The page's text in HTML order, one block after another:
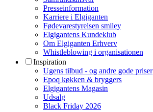
Presseinformation
Karriere i Elgiganten
Fødevarestyrelsen smiley
Elgigantens Kundeklub
Om Elgiganten Erhverv
Whistleblowing i organisationen
Inspiration
Ugens tilbud - og andre gode priser
Epoq køkken & bryggers
Elgigantens Magasin
Udsalg
Black Friday 2026